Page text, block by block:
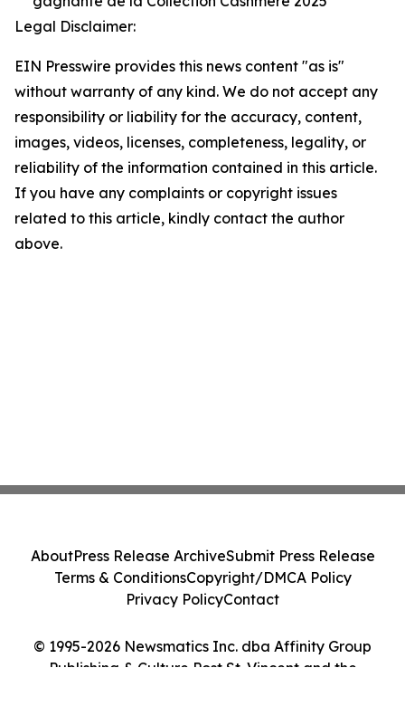
Legal Disclaimer:
EIN Presswire provides this news content "as is"
without warranty of any kind. We do not accept any
responsibility or liability for the accuracy, content,
images, videos, licenses, completeness, legality, or
reliability of the information contained in this article.
If you have any complaints or copyright issues
related to this article, kindly contact the author
above.
© 1995-2026 Newsmatics Inc. dba Affinity Group
Publishing & Culture Post St. Vincent and the
AboutPress Release ArchiveSubmit Press Release
Terms & ConditionsCopyright/DMCA Policy
Privacy PolicyContact